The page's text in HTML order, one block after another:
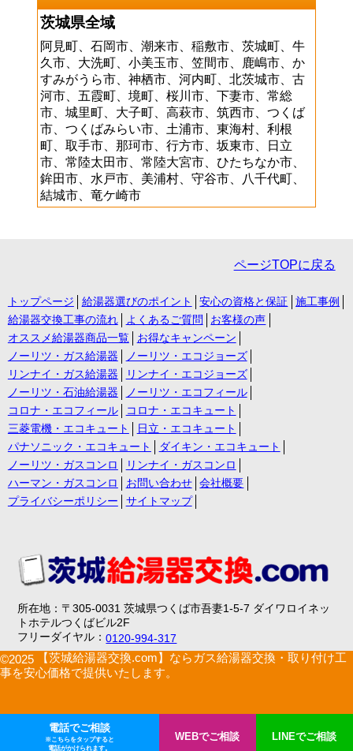
茨城県全域
阿見町、石岡市、潮来市、稲敷市、茨城町、牛
久市、大洗町、小美玉市、笠間市、鹿嶋市、か
すみがうら市、神栖市、河内町、北茨城市、古
河市、五霞町、境町、桜川市、下妻市、常総
市、城里町、大子町、高萩市、筑西市、つくば
市、つくばみらい市、土浦市、東海村、利根
町、取手市、那珂市、行方市、坂東市、日立
市、常陸太田市、常陸大宮市、ひたちなか市、
鉾田市、水戸市、美浦村、守谷市、八千代町、
結城市、竜ケ崎市
ページTOPに戻る
トップページ 給湯器選びのポイント 安心の資格と保証
施工事例
給湯器交換工事の流れ
よくあるご質問
お客様の声
オススメ給湯器商品一覧
お得なキャンペーン
ノーリツ・ガス給湯器
ノーリツ・エコジョーズ
リンナイ・ガス給湯器
リンナイ・エコジョーズ
ノーリツ・石油給湯器
ノーリツ・エコフィール
コロナ・エコフィール
コロナ・エコキュート
三菱電機・エコキュート
日立・エコキュート
パナソニック・エコキュート
ダイキン・エコキュート
ノーリツ・ガスコンロ
リンナイ・ガスコンロ
ハーマン・ガスコンロ
お問い合わせ
会社概要
プライバシーポリシー
サイトマップ
所在地：〒305-0031 茨城県つくば市吾妻1-5-7 ダイワロイネッ
トホテルつくばビル2F
フリーダイヤル：0120-994-317
©2025
【茨城給湯器交換.com】ならガス給湯器交換・取り付け工
事を安心価格で提供いたします。
電話でご相談
※こちらをタップすると
電話がかけられます。
WEBでご相談 LINEでご相談